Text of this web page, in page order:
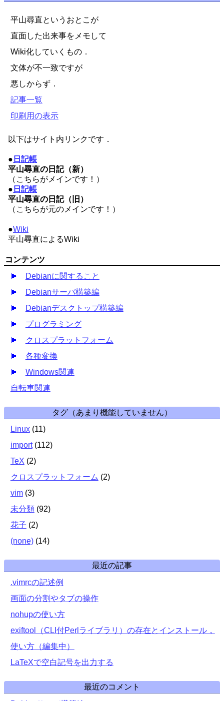
平山尋直というおとこが
直面した出来事をメモして
Wiki化していくもの．
文体が不一致ですが
悪しからず．
記事一覧
印刷用の表示
以下はサイト内リンクです．
● 日記帳
平山尋直の日記（新）
（こちらがメインです！）
● 日記帳
平山尋直の日記（旧）
（こちらが元のメインです！）
●Wiki
平山尋直によるWiki
コンテンツ
Debianに関すること
Debianサーバ構築編
Debianデスクトップ構築編
プログラミング
クロスプラットフォーム
各種変換
Windows関連
自転車関連
タグ（あまり機能していません）
Linux (11)
import (112)
TeX (2)
クロスプラットフォーム (2)
vim (3)
未分類 (92)
花子 (2)
(none) (14)
最近の記事
.vimrcの記述例
画面の分割やタブの操作
nohupの使い方
exiftool（CLI付Perlライブラリ）の存在とインストール，
使い方（編集中）
LaTeXで空白記号を出力する
最近のコメント